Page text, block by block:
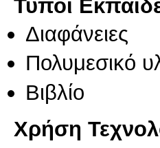
Τύποι
Διαφάνειες
Πολυμεσικό
Βιβλίο
Χρήση